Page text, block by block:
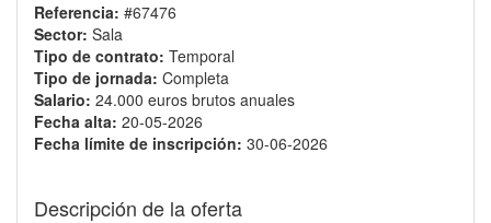
Referencia: #67476
Sector: Sala
Tipo de contrato: Temporal
Tipo de jornada: Completa
Salario: 24.000 euros brutos anuales
Fecha alta: 20-05-2026
Fecha límite de inscripción: 30-06-2026
Descripción de la oferta